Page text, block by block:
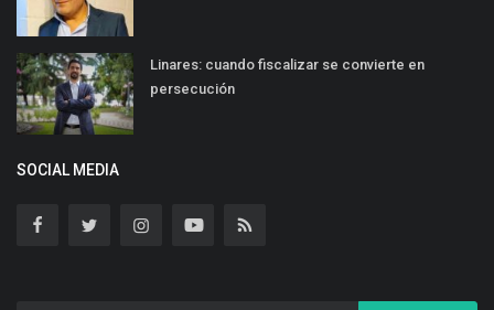
Linares: cuando fiscalizar se convierte en
persecución
SOCIAL MEDIA